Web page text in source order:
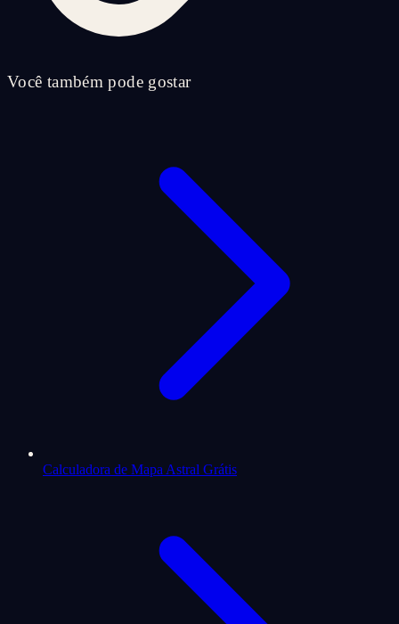
Você também pode gostar
Calculadora de Mapa Astral Grátis